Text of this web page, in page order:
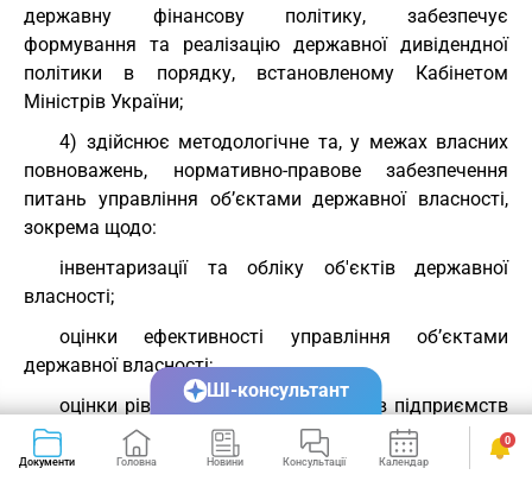
державну фінансову політику, забезпечує
формування та реалізацію державної дивідендної
політики в порядку, встановленому Кабінетом
Міністрів України;
4) здійснює методологічне та, у межах власних
повноважень, нормативно-правове забезпечення
питань управління об’єктами державної власності,
зокрема щодо:
інвентаризації та обліку об'єктів державної
власності;
оцінки ефективності управління об’єктами
державної власності;
оцінки рівня кваліфікації керівників підприємств
державного сектору економіки;
спільної діяльності, де однією із сторін є
Документи Головна Новини Консультації Календар Сервіси
0
ШІ-консультант